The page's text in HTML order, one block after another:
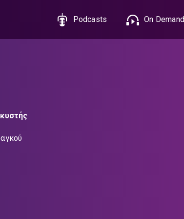
Podcasts On Demand